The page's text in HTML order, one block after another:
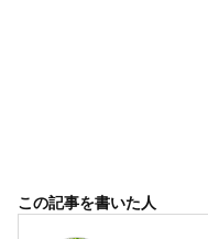
この記事を書いた人